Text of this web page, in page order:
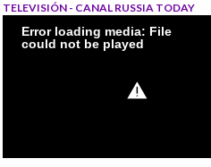
TELEVISIÓN - CANAL RUSSIA TODAY